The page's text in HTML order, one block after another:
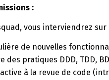
:
vous interviendrez
de nouvelles
des pratiques DDD, TDD,
à la revue de code